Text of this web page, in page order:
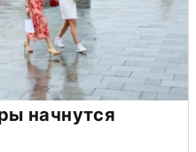
начнутся